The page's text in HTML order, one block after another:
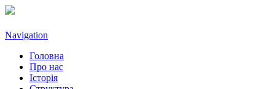
Navigation
Головна
Про нас
Історія